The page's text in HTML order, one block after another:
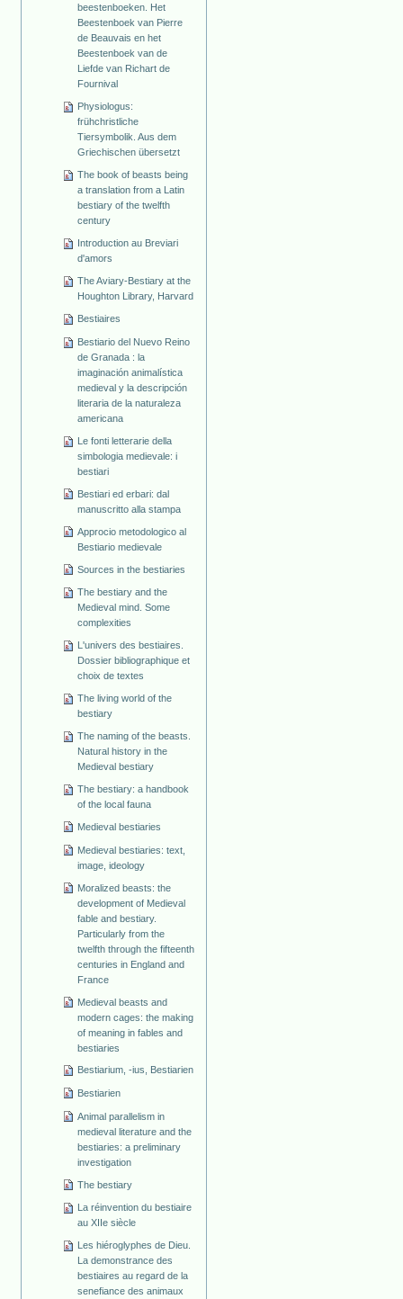
beestenboeken. Het
Beestenboek van Pierre
de Beauvais en het
Beestenboek van de
Liefde van Richart de
Fournival
Physiologus:
frühchristliche
Tiersymbolik. Aus dem
Griechischen übersetzt
The book of beasts being
a translation from a Latin
bestiary of the twelfth
century
Introduction au Breviari
d'amors
The Aviary-Bestiary at the
Houghton Library, Harvard
Bestiaires
Bestiario del Nuevo Reino
de Granada : la
imaginación animalística
medieval y la descripción
literaria de la naturaleza
americana
Le fonti letterarie della
simbologia medievale: i
bestiari
Bestiari ed erbari: dal
manuscritto alla stampa
Approcio metodologico al
Bestiario medievale
Sources in the bestiaries
The bestiary and the
Medieval mind. Some
complexities
L'univers des bestiaires.
Dossier bibliographique et
choix de textes
The living world of the
bestiary
The naming of the beasts.
Natural history in the
Medieval bestiary
The bestiary: a handbook
of the local fauna
Medieval bestiaries
Medieval bestiaries: text,
image, ideology
Moralized beasts: the
development of Medieval
fable and bestiary.
Particularly from the
twelfth through the fifteenth
centuries in England and
France
Medieval beasts and
modern cages: the making
of meaning in fables and
bestiaries
Bestiarium, -ius, Bestiarien
Bestiarien
Animal parallelism in
medieval literature and the
bestiaries: a preliminary
investigation
The bestiary
La réinvention du bestiaire
au XIIe siècle
Les hiéroglyphes de Dieu.
La demonstrance des
bestiaires au regard de la
senefiance des animaux